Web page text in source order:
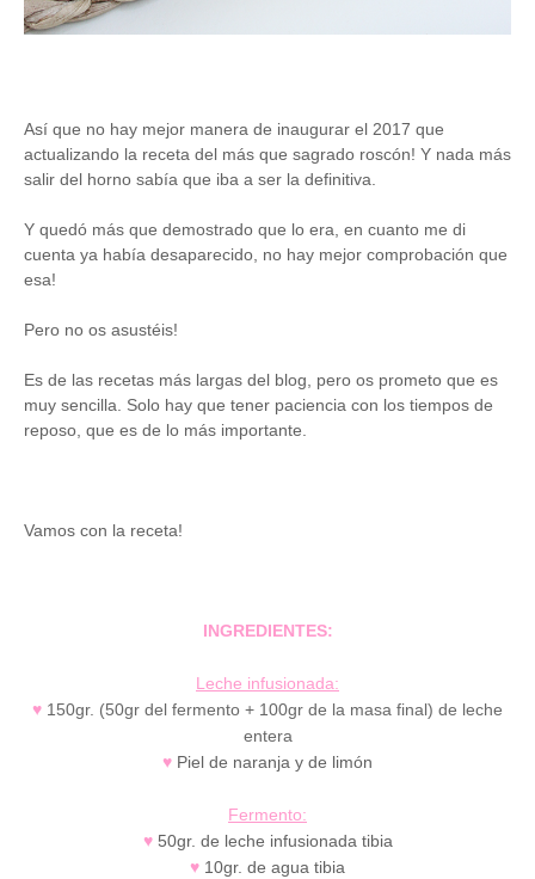
Así que no hay mejor manera de inaugurar el 2017 que
actualizando la receta del más que sagrado roscón! Y nada más
salir del horno sabía que iba a ser la definitiva.
Y quedó más que demostrado que lo era, en cuanto me di
cuenta ya había desaparecido, no hay mejor comprobación que
esa!
Pero no os asustéis!
Es de las recetas más largas del blog, pero os prometo que es
muy sencilla. Solo hay que tener paciencia con los tiempos de
reposo, que es de lo más importante.
Vamos con la receta!
INGREDIENTES:
Leche infusionada:
♥ 150gr. (50gr del fermento + 100gr de la masa final) de leche
entera
♥ Piel de naranja y de limón
Fermento:
♥50gr. de leche infusionada tibia
♥ 10gr. de agua tibia